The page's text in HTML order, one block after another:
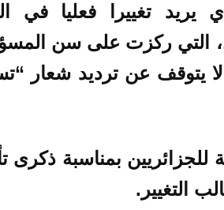
يريد تغييرا فعليا في
التي ركزت على سن
يتوقف عن ترديد شعار
للجزائريين بمناسبة ذكرى